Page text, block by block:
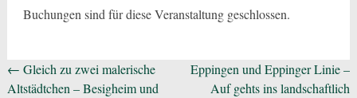
Buchungen sind für diese Veranstaltung geschlossen.
Beitragsnavigation
← Gleich zu zwei malerische
Altstädtchen – Besigheim und
Eppingen und Eppinger Linie –
Auf gehts ins landschaftlich